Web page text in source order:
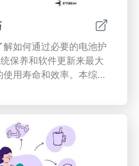
如何通过必要的电池护
保养和软件更新来最大
用寿命和效率。本综合
杂性、最佳充电实践以
。了解如何保持轮胎的
程。及时了解软件更新
电动车顺畅运行。定期
服务可以防止昂贵的维